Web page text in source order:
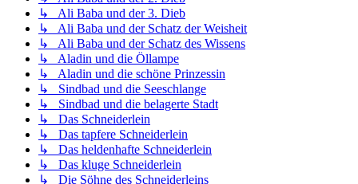
↳ Ali Baba und der 3. Dieb
↳ Ali Baba und der Schatz der Weisheit
↳ Ali Baba und der Schatz des Wissens
↳ Aladin und die Öllampe
↳ Aladin und die schöne Prinzessin
↳ Sindbad und die Seeschlange
↳ Sindbad und die belagerte Stadt
↳ Das Schneiderlein
↳ Das tapfere Schneiderlein
↳ Das heldenhafte Schneiderlein
↳ Das kluge Schneiderlein
↳ Die Söhne des Schneiderleins